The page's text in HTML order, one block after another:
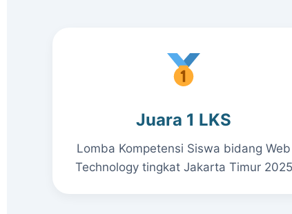
Juara 1 LKS
Lomba Kompetensi Siswa bidang Web
Technology tingkat Jakarta Timur 2025